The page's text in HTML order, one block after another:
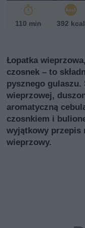
110 min 392 kcal
Łopatka
czosnek – to
pysznego gulaszu.
wieprzowej,
aromatyczną
czosnkiem i
wyjątkowy przepis
wieprzowy.